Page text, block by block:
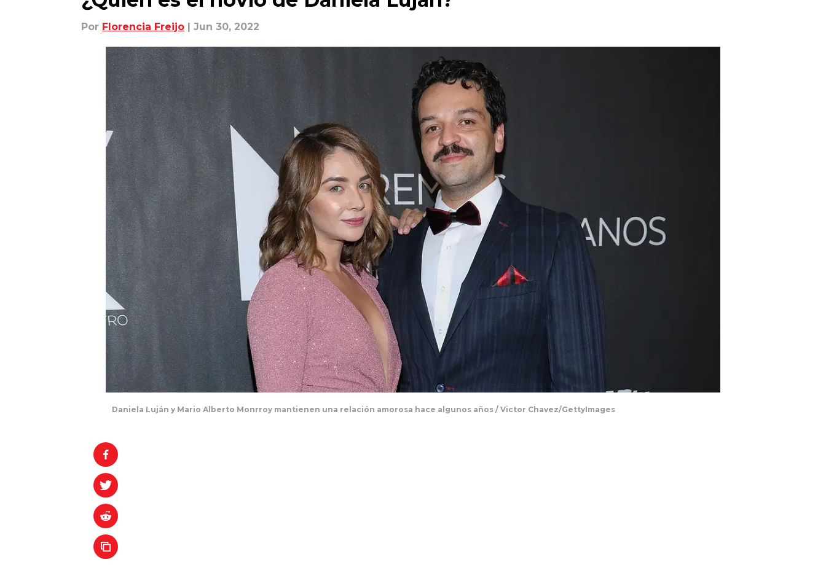
Por Florencia Freijo | Jun 30, 2022
Daniela Luján y Mario Alberto Monrroy mantienen una relación amorosa hace algunos años / Victor Chavez/GettyImages